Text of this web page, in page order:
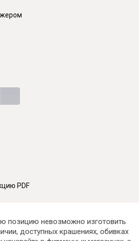
PDF
позицию невозможно изготовить
доступных крашениях, обивках